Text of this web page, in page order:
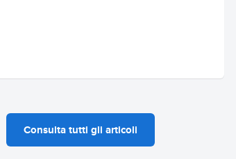
Consulta tutti gli articoli